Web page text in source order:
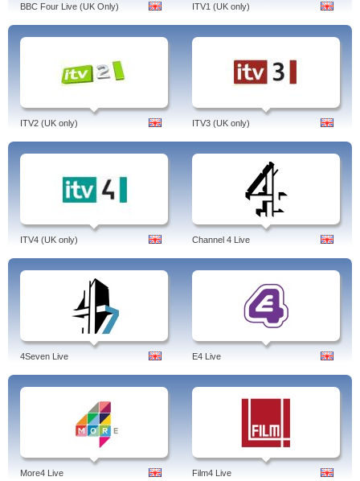
BBC Four Live (UK Only) ITV1 (UK only)
ITV2 (UK only) ITV3 (UK only)
ITV4 (UK only) Channel 4 Live
4Seven Live E4 Live
More4 Live Film4 Live